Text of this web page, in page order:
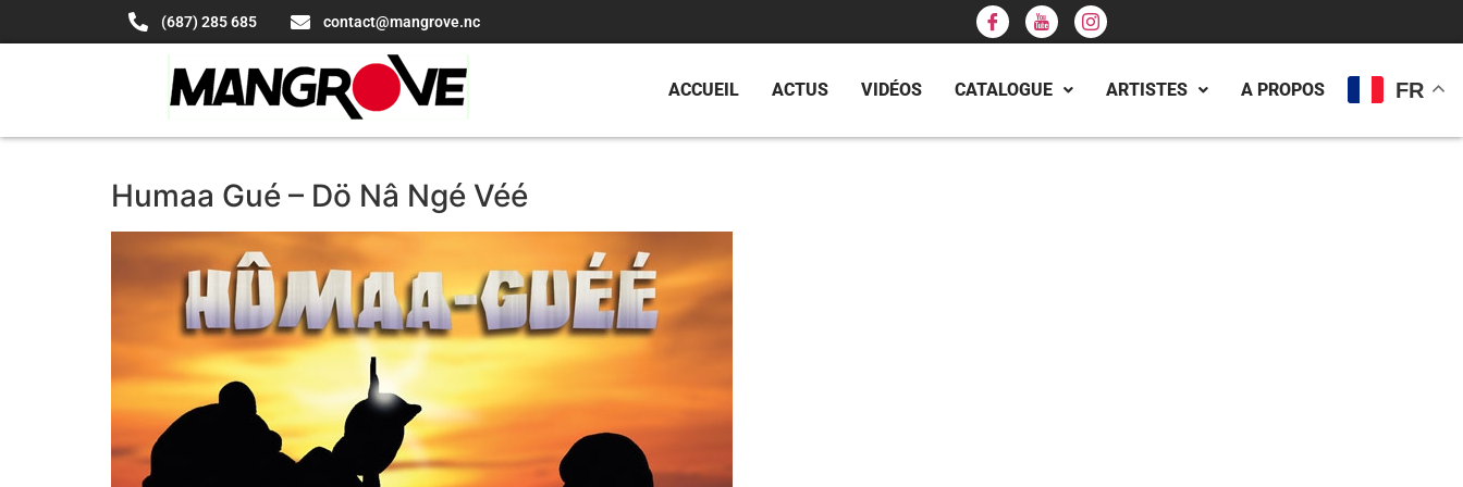
(687) 285 685 contact@mangrove.nc
ACCUEIL ACTUS VIDÉOS CATALOGUE ARTISTES A PROPOS
Humaa Gué – Dö Nâ Ngé Véé
FR